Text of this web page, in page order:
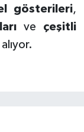
gösterileri,
ve çeşitli